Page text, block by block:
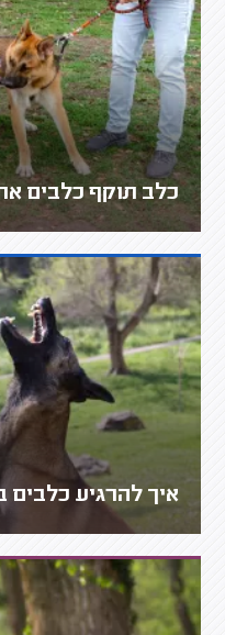
כלב תוקף כלבים
איך להרגיע כלבים